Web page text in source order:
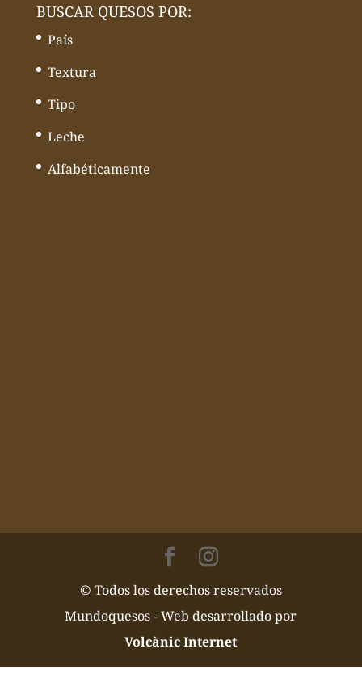
BUSCAR QUESOS POR:
País
Textura
Tipo
Leche
Alfabéticamente
© Todos los derechos reservados
Mundoquesos - Web desarrollado por
Volcànic Internet